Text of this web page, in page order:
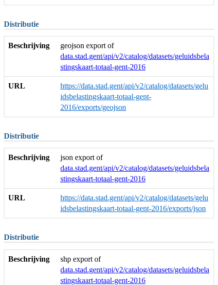
Distributie
Beschrijving
geojson export of
data.stad.gent/api/v2/catalog/datasets/geluidsbela
stingskaart-totaal-gent-2016
URL
https://data.stad.gent/api/v2/catalog/datasets/gelu
idsbelastingskaart-totaal-gent-
2016/exports/geojson
Distributie
Beschrijving
json export of
data.stad.gent/api/v2/catalog/datasets/geluidsbela
stingskaart-totaal-gent-2016
URL
https://data.stad.gent/api/v2/catalog/datasets/gelu
idsbelastingskaart-totaal-gent-2016/exports/json
Distributie
Beschrijving
shp export of
data.stad.gent/api/v2/catalog/datasets/geluidsbela
stingskaart-totaal-gent-2016